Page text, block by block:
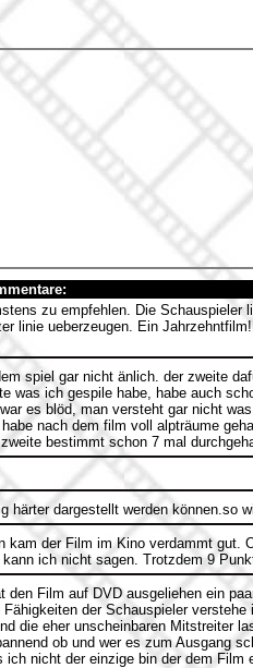
zu empfehlen. Die Schauspieler
linie ueberzeugen. Ein
spiel gar nicht änlich. der zweite
was ich gespile habe, habe auch
es blöd, man versteht gar nicht
nach dem film voll alpträume
bestimmt schon 7 mal
härter dargestellt werden können.so
kam der Film im Kino verdammt gut.
ich nicht sagen. Trotzdem 9
Film auf DVD ausgeliehen ein
der Schauspieler
die eher unscheinbaren Mitstreiter
ob und wer es zum Ausgang
nicht der einzige bin der dem Film